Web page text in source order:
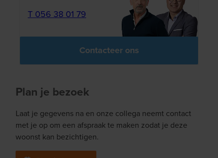
T 056 38 01 79
Contacteer ons
Plan je bezoek
Laat je gegevens na en onze collega neemt contact
met je op om een afspraak te maken zodat je deze
woonst kan bezichtigen.